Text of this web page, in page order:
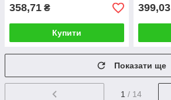
358,71 ₴
Купити
399,03
Показати ще
1 / 14